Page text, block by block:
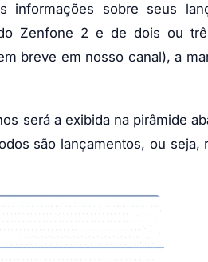
sobre seus
Zenfone 2 e de dois ou
breve em nosso canal), a
será a exibida na pirâmide
são lançamentos, ou seja,